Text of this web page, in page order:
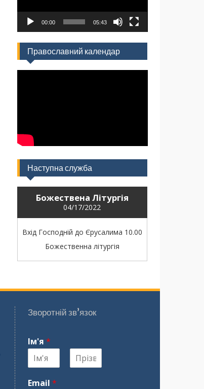
00:00 05:43
Православний календар
Наступна служба
Божествена Літургія
04/17/2022
Вхід Господній до Єрусалима 10.00
Божественна літургія
Зворотній зв’язок
Ім'я *
м
Email *